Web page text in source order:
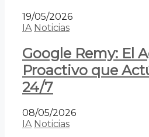
19/05/2026
IA Noticias
Google Remy: El
Proactivo que
24/7
08/05/2026
IA Noticias